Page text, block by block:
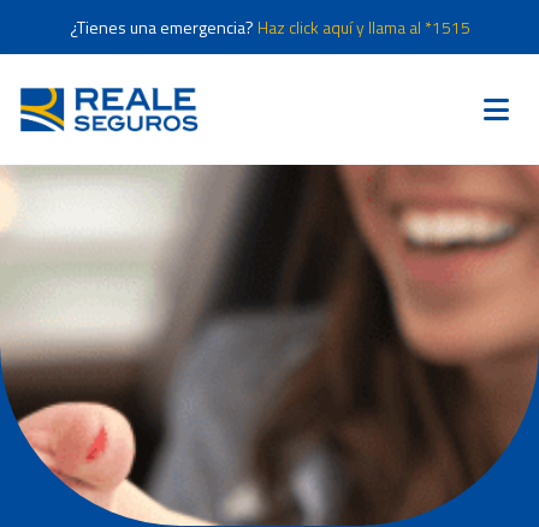
¿Tienes una emergencia? Haz click aquí y llama al *1515